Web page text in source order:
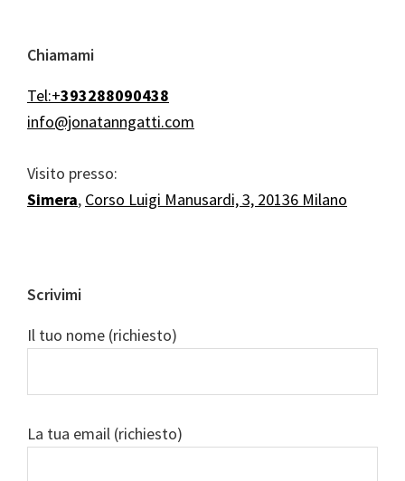
Chiamami
Tel:+393288090438
info@jonatanngatti.com
Visito presso:
Simera, Corso Luigi Manusardi, 3, 20136 Milano
Scrivimi
Il tuo nome (richiesto)
La tua email (richiesto)